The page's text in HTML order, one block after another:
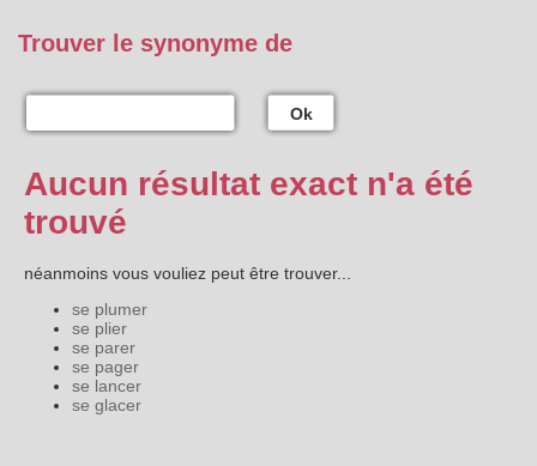
Trouver le synonyme de
Ok
Aucun résultat exact n'a été
trouvé
néanmoins vous vouliez peut être trouver...
se plumer
se plier
se parer
se pager
se lancer
se glacer